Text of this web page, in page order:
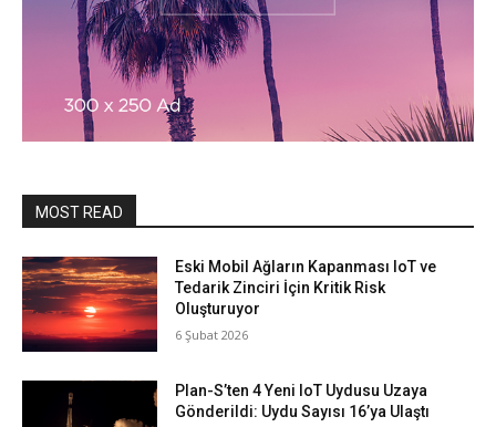
MOST READ
Eski Mobil Ağların Kapanması IoT ve
Tedarik Zinciri İçin Kritik Risk
Oluşturuyor
6 Şubat 2026
Plan-S’ten 4 Yeni IoT Uydusu Uzaya
Gönderildi: Uydu Sayısı 16’ya Ulaştı